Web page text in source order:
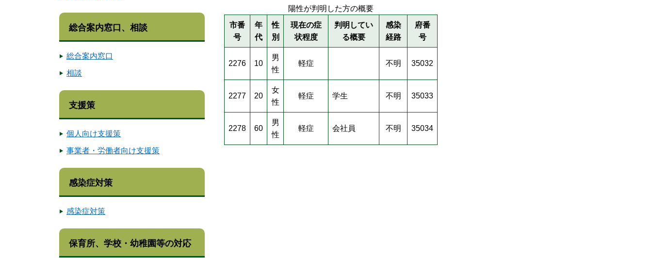
陽性が判明した方の概要
市番
号
年
代
性
別
現在の症
状程度
判明してい
る概要
感染
経路
府番
号
2276 10
男
性
軽症 不明 35032
2277 20
女
性
軽症 学生 不明 35033
2278 60
男
性
軽症 会社員 不明 35034
総合案内窓口、相談
総合案内窓口
相談
支援策
個人向け支援策
事業者・労働者向け支援策
感染症対策
感染症対策
保育所、学校・幼稚園等の対応